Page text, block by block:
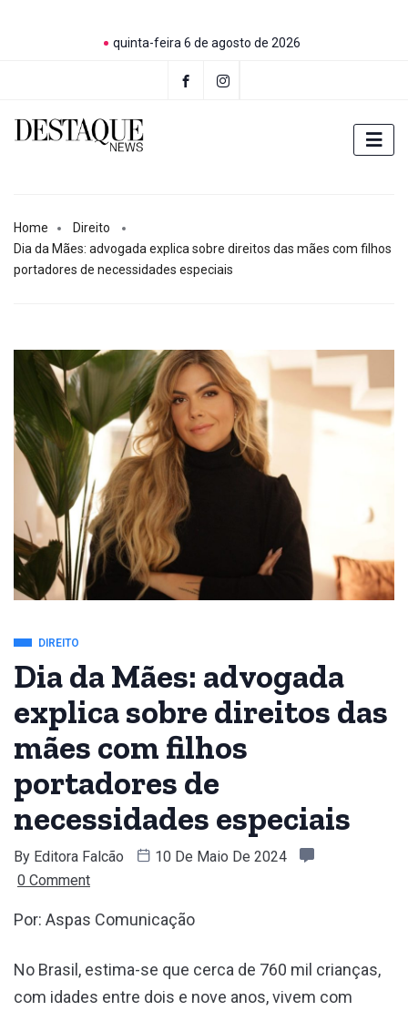
quinta-feira 6 de agosto de 2026
Home
Direito
Dia da Mães: advogada explica sobre direitos das mães com filhos
portadores de necessidades especiais
DIREITO
Dia da Mães: advogada
explica sobre direitos das
mães com filhos
portadores de
necessidades especiais
By Editora Falcão
10 De Maio De 2024
0 Comment
Por: Aspas Comunicação
No Brasil, estima-se que cerca de 760 mil crianças,
com idades entre dois e nove anos, vivem com